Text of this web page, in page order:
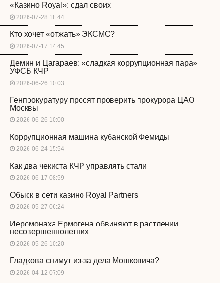
«Казино Royal»: сдал своих
2026-07-28 18:44
Кто хочет «отжать» ЭКСМО?
2026-07-17 14:45
Демин и Цагараев: «сладкая коррупционная пара»
УФСБ КЧР
2026-06-26 10:03
Генпрокуратуру просят проверить прокурора ЦАО
Москвы
2026-06-26 10:00
Коррупционная машина кубанской Фемиды
2026-06-24 15:54
Как два чекиста КЧР управлять стали
2026-06-17 08:59
Обыск в сети казино Royal Partners
2026-05-27 06:24
Иеромонаха Ермогена обвиняют в растлении
несовершеннолетних
2026-05-26 10:20
Гладкова снимут из-за дела Мошковича?
2026-04-12 07:09